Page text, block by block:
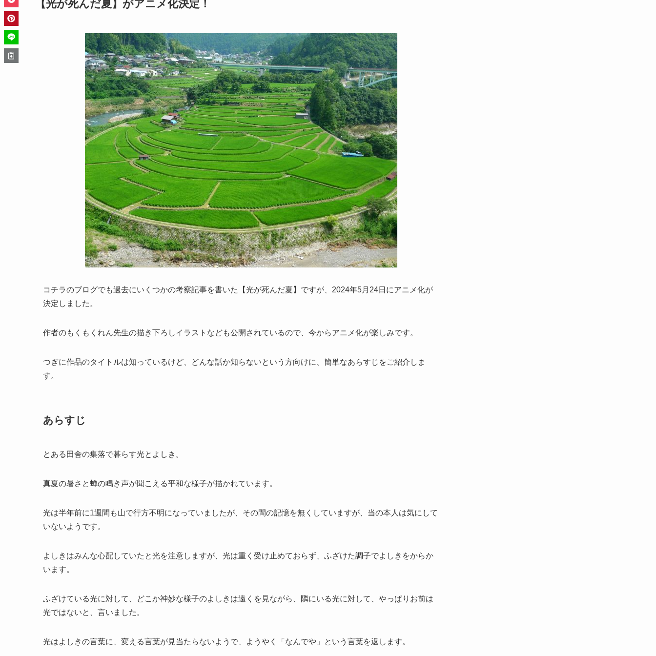
【光が死んだ夏】がアニメ化決定！
コチラのブログでも過去にいくつかの考察記事を書いた【光が死んだ夏】ですが、2024年5月24日にアニメ化が
決定しました。
作者のもくもくれん先生の描き下ろしイラストなども公開されているので、今からアニメ化が楽しみです。
つぎに作品のタイトルは知っているけど、どんな話か知らないという方向けに、簡単なあらすじをご紹介しま
す。
あらすじ
とある田舎の集落で暮らす光とよしき。
真夏の暑さと蝉の鳴き声が聞こえる平和な様子が描かれています。
光は半年前に1週間も山で行方不明になっていましたが、その間の記憶を無くしていますが、当の本人は気にして
いないようです。
よしきはみんな心配していたと光を注意しますが、光は重く受け止めておらず、ふざけた調子でよしきをからか
います。
ふざけている光に対して、どこか神妙な様子のよしきは遠くを見ながら、隣にいる光に対して、やっぱりお前は
光ではないと、言いました。
光はよしきの言葉に、変える言葉が見当たらないようで、ようやく「なんでや」という言葉を返します。